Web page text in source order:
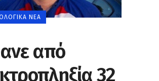
ΝΈΑ
από
32